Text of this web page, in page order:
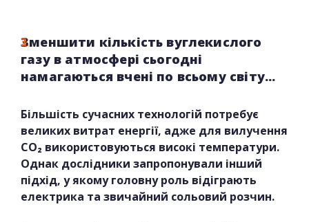
Зменшити кількість вуглекислого
газу в атмосфері сьогодні
намагаються вчені по всьому світу...
Більшість сучасних технологій потребує
великих витрат енергії, адже для вилучення
CO₂ використовуються високі температури.
Однак дослідники запропонували інший
підхід, у якому головну роль відіграють
електрика та звичайний сольовий розчин.